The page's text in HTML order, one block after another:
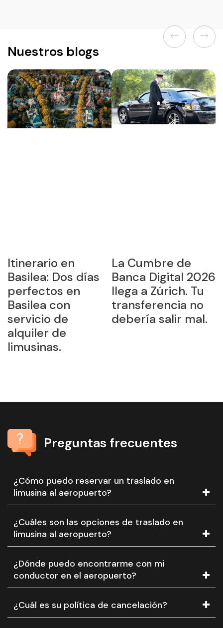
Nuestros blogs
Previous
Itinerario en
Basilea: Dos días
perfectos en
Basilea con
servicio de
alquiler de
limusinas.
La Cumbre de
Banca Digital 2026
llega a Zúrich. Tu
transferencia no
debería salir mal.
Next
Preguntas frecuentes
¿Cómo puedo reservar un traslado en
limusina al aeropuerto?
¿Cuáles son las opciones de traslado en
limusina al aeropuerto?
¿Dónde puedo encontrarme con mi
conductor en el aeropuerto?
¿Cuál es su política de cancelación?